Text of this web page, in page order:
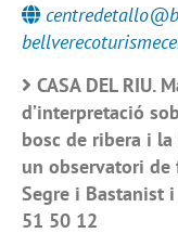
CASA DEL RIU.
d’interpretació
bosc de ribera i la
un observatori de
Segre i Bastanist
51 50 12